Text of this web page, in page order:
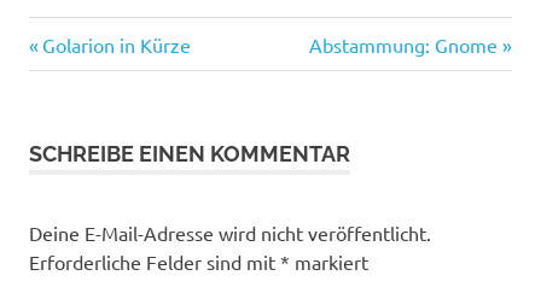
Beitragsnavigation
Vorheriger
Beitrag:
Golarion in Kürze
Nächster
Beitrag:
Abstammung: Gnome
SCHREIBE EINEN KOMMENTAR
Deine E-Mail-Adresse wird nicht veröffentlicht.
Erforderliche Felder sind mit * markiert